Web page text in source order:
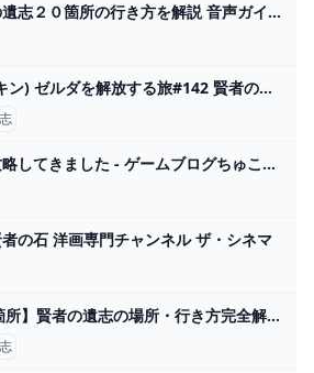
【ティアキン】賢者の遺志２０箇所の行き方を解説 音声ガイドで解りやすく説明いたします Zelda TOTK ゼルダの伝説 ティアーズオブザキングダム - YouTube
(ティアキン) ゼルダを解放する旅#142 賢者の遺志探し 【ゼルダの伝説ティーアズオブザキングダム 】 - ニコニコ動画
星見の島の謎解きを攻略してきました - ゲームブログちゅこっと陽だまる
の石 洋画専門チャンネル ザ・シネマ
【全20箇所】賢者の遺志の場所・行き方完全解説【ティアキン】 - YouTube